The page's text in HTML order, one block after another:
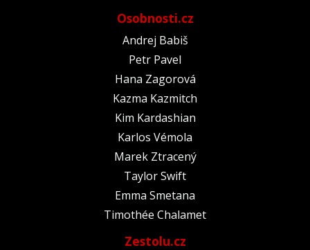
Osobnosti.cz
Andrej Babiš
Petr Pavel
Hana Zagorová
Kazma Kazmitch
Kim Kardashian
Karlos Vémola
Marek Ztracený
Taylor Swift
Emma Smetana
Timothée Chalamet
Zestolu.cz